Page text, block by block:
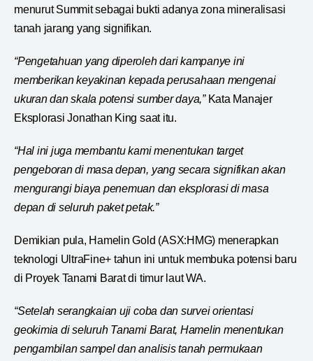
menurut Summit sebagai bukti adanya zona mineralisasi
tanah jarang yang signifikan.
“Pengetahuan yang diperoleh dari kampanye ini
memberikan keyakinan kepada perusahaan mengenai
ukuran dan skala potensi sumber daya,”Kata Manajer
Eksplorasi Jonathan King saat itu.
“Hal ini juga membantu kami menentukan target
pengeboran di masa depan, yang secara signifikan akan
mengurangi biaya penemuan dan eksplorasi di masa
depan di seluruh paket petak.”
Demikian pula, Hamelin Gold (ASX:HMG) menerapkan
teknologi UltraFine+ tahun ini untuk membuka potensi baru
di Proyek Tanami Barat di timur laut WA.
“Setelah serangkaian uji coba dan survei orientasi
geokimia di seluruh Tanami Barat, Hamelin menentukan
pengambilan sampel dan analisis tanah permukaan